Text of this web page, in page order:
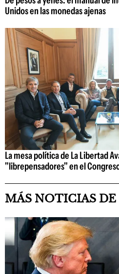
Unidos en las monedas ajenas
La mesa política de La Libertad
"librepensadores" en el
MÁS NOTICIAS DE